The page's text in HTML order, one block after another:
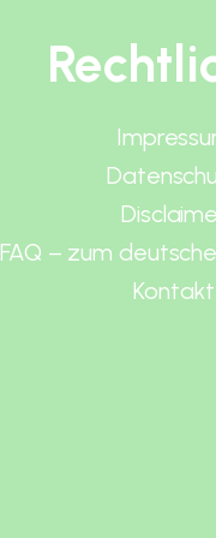
FAQ – zum
Kontakt